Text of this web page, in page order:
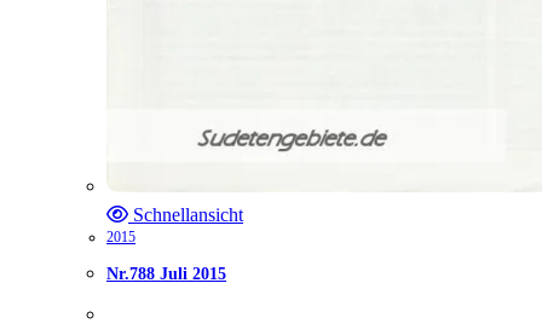
Schnellansicht
2015
Nr.788 Juli 2015